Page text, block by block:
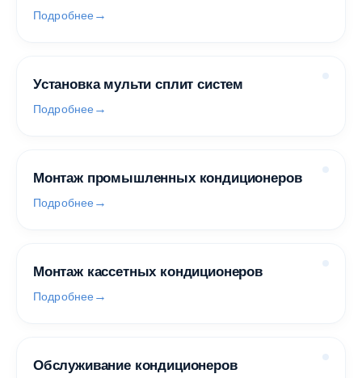
Подробнее
Установка мульти сплит систем
Подробнее
Монтаж промышленных кондиционеров
Подробнее
Монтаж кассетных кондиционеров
Подробнее
Обслуживание кондиционеров